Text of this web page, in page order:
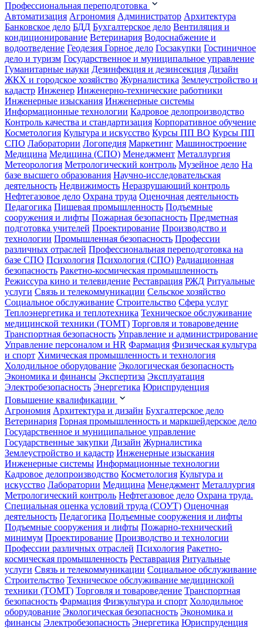
Профессиональная переподготовка
Автоматизация Агрономия Администратор Архитектура
Банковское дело БДД Бухгалтерское дело Вентиляция и
кондиционирование Ветеринария Водоснабжение и
водоотведение Геодезия Горное дело Госзакупки Гостиничное
дело и туризм Государственное и муниципальное управление
Гуманитарные науки Дезинфекция и дезинсекция Дизайн
ЖКХ и городское хозяйство Журналистика Землеустройство и
кадастр Инженер Инженерно-технические работники
Инженерные изыскания Инженерные системы
Информационные технологии Кадровое делопроизводство
Контроль качества и стандартизация Корпоративное обучение
Косметология Культура и искусство Курсы ПП ВО Курсы ПП
СПО Лаборатории Логопедия Маркетинг Машиностроение
Медицина Медицина (СПО) Менеджмент Металлургия
Метеорология Метрологический контроль Музейное дело На
базе высшего образования Научно-исследовательская
деятельность Недвижимость Неразрушающий контроль
Нефтегазовое дело Охрана труда Оценочная деятельность
Педагогика Пищевая промышленность Подъемные
сооружения и лифты Пожарная безопасность Предметная
подготовка учителей Проектирование Производство и
технологии Промышленная безопасность Профессии
различных отраслей Профессиональная переподготовка на
базе СПО Психология Психология (СПО) Радиационная
безопасность Ракетно-космическая промышленность
Режиссура кино и телевидение Реставрация РЖД Ритуальные
услуги Связь и телекоммуникации Сельское хозяйство
Социальное обслуживание Строительство Сфера услуг
Теплоэнергетика и теплотехника Техническое обслуживание
медицинской техники (ТОМТ) Торговля и товароведение
Транспортная безопасность Управление и администрирование
Управление персоналом и HR Фармация Физическая культура
и спорт Химическая промышленность и технология
Холодильное оборудование Экологическая безопасность
Экономика и финансы Экспертиза Эксплуатация
Электробезопасность Энергетика Юриспруденция
Повышение квалификации
Агрономия Архитектура и дизайн Бухгалтерское дело
Ветеринария Горная промышленность и маркшейдерское дело
Государственное и муниципальное управление
Государственные закупки Дизайн Журналистика
Землеустройство и кадастр Инженерные изыскания
Инженерные системы Информационные технологии
Кадровое делопроизводство Косметология Культура и
искусство Лаборатории Медицина Менеджмент Металлургия
Метрологический контроль Нефтегазовое дело Охрана труда.
Специальная оценка условий труда (СОУТ) Оценочная
деятельность Педагогика Подъемные сооружения и лифты
Подъемные сооружения и лифты Пожарно-технический
минимум Проектирование Производство и технологии
Профессии различных отраслей Психология Ракетно-
космическая промышленность Реставрация Ритуальные
услуги Связь и телекоммуникации Социальное обслуживание
Строительство Техническое обслуживание медицинской
техники (ТОМТ) Торговля и товароведение Транспортная
безопасность Фармация Физкультура и спорт Холодильное
оборудование Экологическая безопасность Экономика и
финансы Электробезопасность Энергетика Юриспруденция